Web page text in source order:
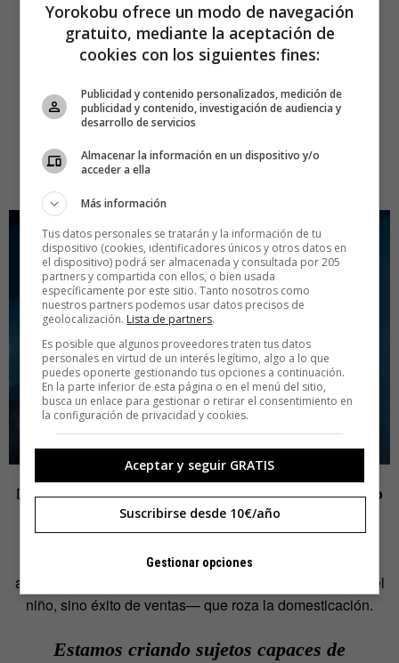
Desde el psicoanálisis, esto es unaclausura del espacio
. El objeto ya no espera a ser investido por el
deseo del niño; el objeto invade al niño. Si el juguete lo
hace todo, el niño no hace nada. Es una captura de la
atención —una atención volátil que ya no es soberanía del
niño, sino éxito de ventas— que roza la domesticación.
Estamos criando sujetos capaces de
Yorokobu ofrece un modo de navegación
gratuito, mediante la aceptación de
cookies con los siguientes fines:
Publicidad y contenido personalizados, medición de
publicidad y contenido, investigación de audiencia y
desarrollo de servicios
Almacenar la información en un dispositivo y/o
acceder a ella
Más información
Tus datos personales se tratarán y la información de tu
dispositivo (cookies, identificadores únicos y otros datos en
el dispositivo) podrá ser almacenada y consultada por 205
partners y compartida con ellos, o bien usada
específicamente por este sitio. Tanto nosotros como
nuestros partners podemos usar datos precisos de
geolocalización. Lista de partners.
Es posible que algunos proveedores traten tus datos
personales en virtud de un interés legítimo, algo a lo que
puedes oponerte gestionando tus opciones a continuación.
En la parte inferior de esta página o en el menú del sitio,
busca un enlace para gestionar o retirar el consentimiento en
la configuración de privacidad y cookies.
Aceptar y seguir GRATIS
Suscribirse desde 10€/año
Gestionar opciones